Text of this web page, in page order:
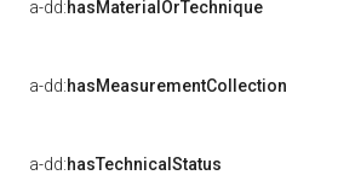
a-dd:hasMaterialOrTechnique
a-dd:hasMeasurementCollection
a-dd:hasTechnicalStatus